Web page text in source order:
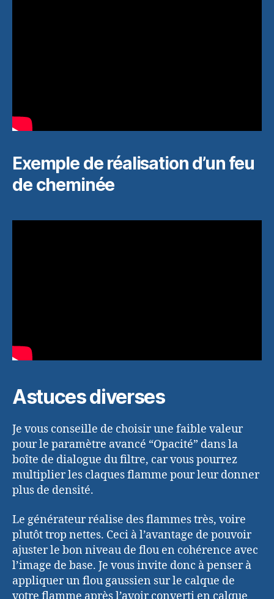
Exemple de réalisation d’un feu
de cheminée
Astuces diverses
Je vous conseille de choisir une faible valeur
pour le paramètre avancé “Opacité” dans la
boîte de dialogue du filtre, car vous pourrez
multiplier les claques flamme pour leur donner
plus de densité.
Le générateur réalise des flammes très, voire
plutôt trop nettes. Ceci à l’avantage de pouvoir
ajuster le bon niveau de flou en cohérence avec
l’image de base. Je vous invite donc à penser à
appliquer un flou gaussien sur le calque de